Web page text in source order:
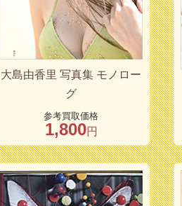
大島由香里 写真集 モノロー
グ
参考買取価格
1,800円